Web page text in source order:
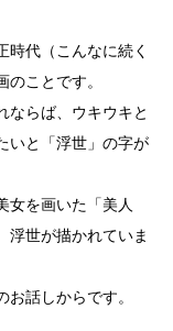
時代（こんなに続く
ことです。
ならば、ウキウキと
いと「浮世」の字が
女を画いた「美人
浮世が描かれていま
話しからです。